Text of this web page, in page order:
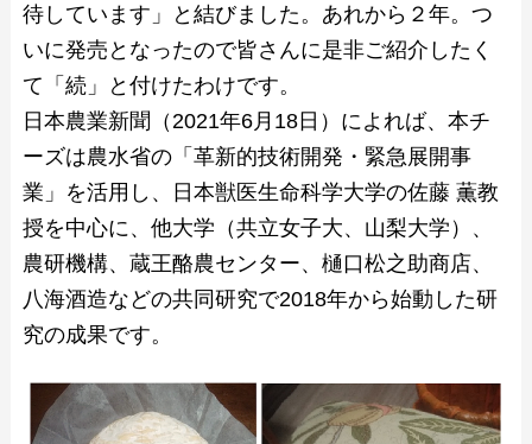
待しています」と結びました。あれから２年。つ
いに発売となったので皆さんに是非ご紹介したく
て「続」と付けたわけです。
日本農業新聞（2021年6月18日）によれば、本チ
ーズは農水省の「革新的技術開発・緊急展開事
業」を活用し、日本獣医生命科学大学の佐藤 薫教
授を中心に、他大学（共立女子大、山梨大学）、
農研機構、蔵王酪農センター、樋口松之助商店、
八海酒造などの共同研究で2018年から始動した研
究の成果です。